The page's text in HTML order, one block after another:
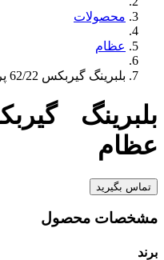
محصولات
عظام
بلبرینگ گیربکس 62/22 پراید عظام
عظام
تماس بگیرید
مشخصات محصول
برند